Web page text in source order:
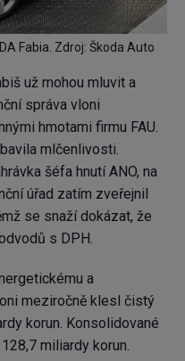
Fabia. Zdroj: Škoda Auto
už mohou mluvit a
správa vloni
hmotami firmu FAU.
mlčenlivosti.
šéfa hnutí ANO, na
úřad zatím zveřejnil
se snaží dokázat, že
s DPH.
a
meziročně klesl čistý
korun. Konsolidované
miliardy korun.